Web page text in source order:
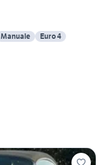
Manuale Euro 4